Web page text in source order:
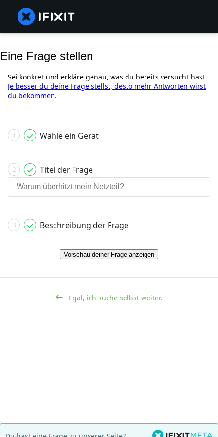
Eine Frage stellen
Sei konkret und erkläre genau, was du bereits versucht hast.
Je besser du deine Frage stellst, desto mehr Antworten wirst
du bekommen.
1 Wähle ein Gerät
2 Titel der Frage
3 Beschreibung der Frage
Vorschau deiner Frage anzeigen
Egal, ich suche selbst weiter.